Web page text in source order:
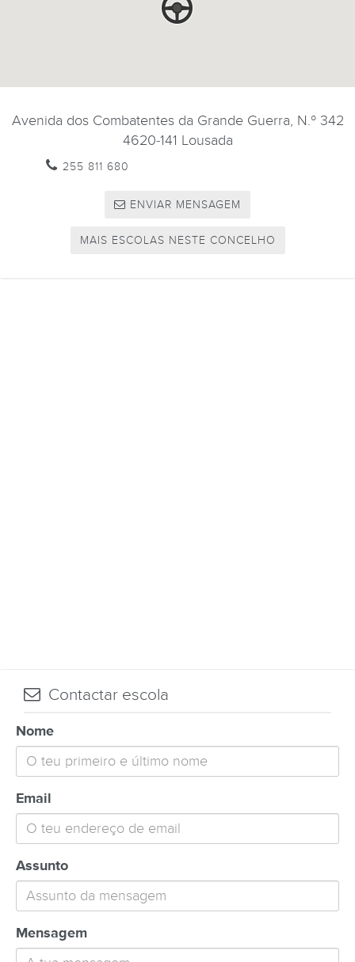
Avenida dos Combatentes da Grande Guerra, N.º 342
4620-141 Lousada
255 811 680
ENVIAR MENSAGEM
MAIS ESCOLAS NESTE CONCELHO
Contactar escola
Nome
Email
Assunto
Mensagem